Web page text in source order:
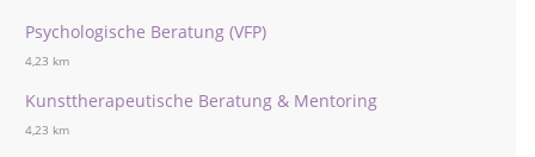
Psychologische Beratung (VFP)
4,23 km
Kunsttherapeutische Beratung & Mentoring
4,23 km